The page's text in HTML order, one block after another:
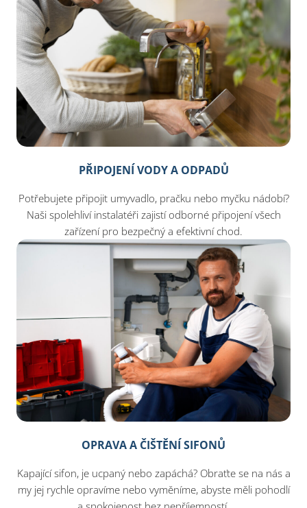
PŘIPOJENÍ VODY A ODPADŮ
Potřebujete připojit umyvadlo, pračku nebo myčku nádobí?
Naši spolehliví instalatéři zajistí odborné připojení všech
zařízení pro bezpečný a efektivní chod.
OPRAVA A ČIŠTĚNÍ SIFONŮ
Kapající sifon, je ucpaný nebo zapáchá? Obraťte se na nás a
my jej rychle opravíme nebo vyměníme, abyste měli pohodlí